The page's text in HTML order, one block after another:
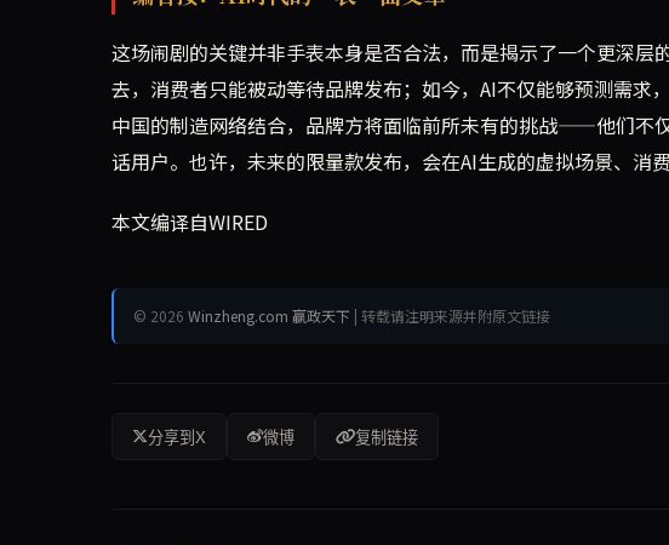
这场闹剧的关键并非手表本身是否合法，而是揭示了一个更深
去，消费者只能被动等待品牌发布；如今，AI不仅能够预测需求
中国的制造网络结合，品牌方将面临前所未有的挑战——他们不
话用户。也许，未来的限量款发布，会在AI生成的虚拟场景、消
本文编译自WIRED
© 2026 Winzheng.com 赢政天下 | 转载请注明来源并附原文链接
分享到X 微博 复制链接